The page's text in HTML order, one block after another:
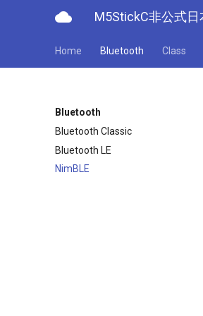
cloud M5StickC非公式
Home Bluetooth Class
Bluetooth
Bluetooth Classic
Bluetooth LE
NimBLE